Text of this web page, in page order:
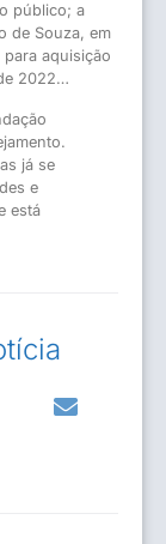
público; a
de Souza, em
aquisição
2022…
já se
e
está